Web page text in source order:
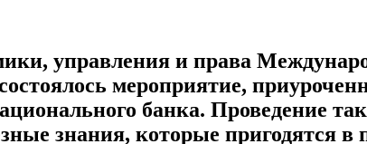
управления и права
мероприятие,
банка. Проведение
знания, которые пригодятся